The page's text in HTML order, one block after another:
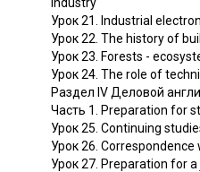
Урок 21. Industrial
Урок 22. The history of
Урок 23. Forests -
Урок 24. The role of
Раздел IV Деловой
Часть 1. Preparation for
Урок 25. Continuing
Урок 26.
Урок 27. Preparation for a